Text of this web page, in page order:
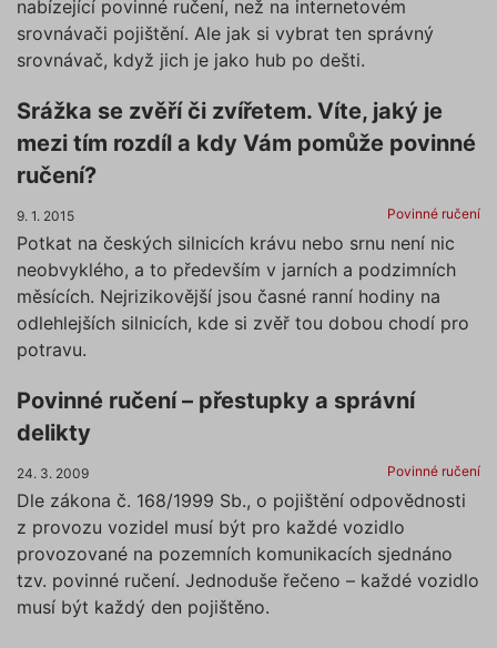
nabízející povinné ručení, než na internetovém
srovnávači pojištění. Ale jak si vybrat ten správný
srovnávač, když jich je jako hub po dešti.
Srážka se zvěří či zvířetem. Víte, jaký je
mezi tím rozdíl a kdy Vám pomůže povinné
ručení?
9. 1. 2015 Povinné ručení
Potkat na českých silnicích krávu nebo srnu není nic
neobvyklého, a to především v jarních a podzimních
měsících. Nejrizikovější jsou časné ranní hodiny na
odlehlejších silnicích, kde si zvěř tou dobou chodí pro
potravu.
Povinné ručení – přestupky a správní
delikty
24. 3. 2009 Povinné ručení
Dle zákona č. 168/1999 Sb., o pojištění odpovědnosti
z provozu vozidel musí být pro každé vozidlo
provozované na pozemních komunikacích sjednáno
tzv. povinné ručení. Jednoduše řečeno – každé vozidlo
musí být každý den pojištěno.